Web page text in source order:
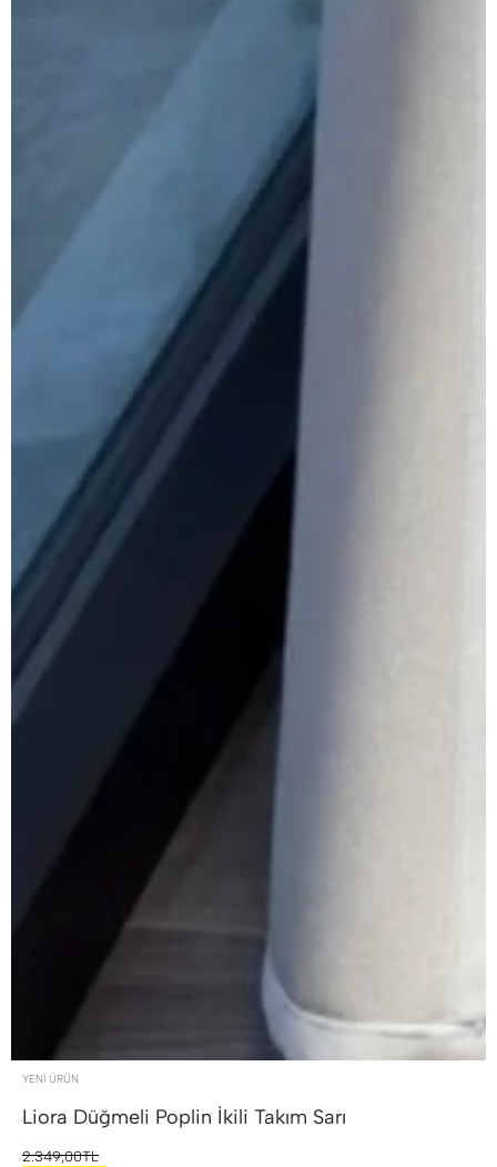
YENİ ÜRÜN
Liora Düğmeli Poplin İkili Takım Sarı
2.349,00TL